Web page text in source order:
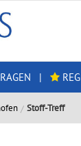
|
Stoff-Treff